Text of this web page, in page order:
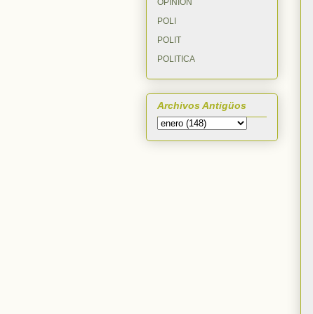
OPINION
POLI
POLIT
POLITICA
Archivos Antigüos